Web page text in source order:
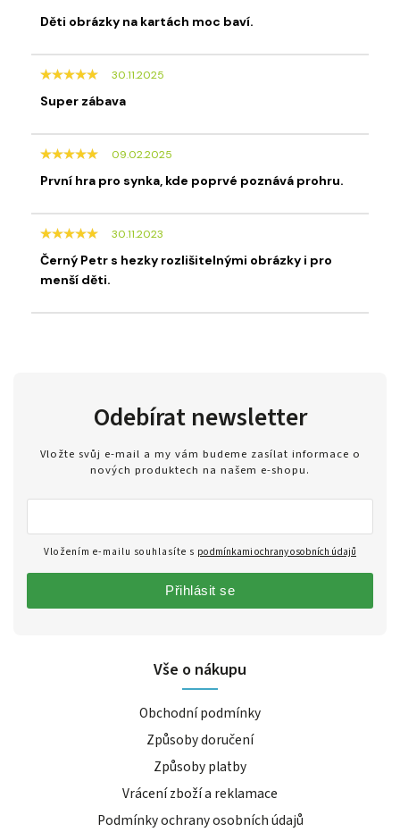
Děti obrázky na kartách moc baví.
30.11.2025
Super zábava
09.02.2025
První hra pro synka, kde poprvé poznává prohru.
30.11.2023
Černý Petr s hezky rozlišitelnými obrázky i pro
menší děti.
Vše o nákupu
Obchodní podmínky
Způsoby doručení
Způsoby platby
Vrácení zboží a reklamace
Podmínky ochrany osobních údajů
Odebírat newsletter
Vložte svůj e-mail a my vám budeme zasílat informace o
nových produktech na našem e-shopu.
Vložením e-mailu souhlasíte s podmínkami ochrany osobních údajů
Přihlásit se